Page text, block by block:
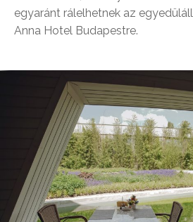
egyaránt rálelhetnek az
Anna Hotel Budapestre.